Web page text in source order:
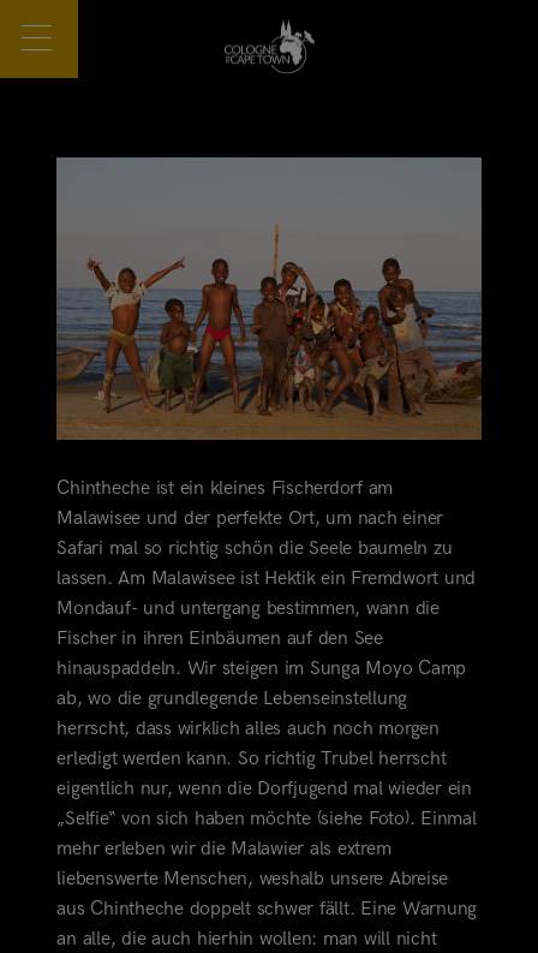
Chintheche ist ein kleines Fischerdorf am
Malawisee und der perfekte Ort, um nach einer
Safari mal so richtig schön die Seele baumeln zu
lassen. Am Malawisee ist Hektik ein Fremdwort und
Mondauf- und untergang bestimmen, wann die
Fischer in ihren Einbäumen auf den See
hinauspaddeln. Wir steigen im Sunga Moyo Camp
ab, wo die grundlegende Lebenseinstellung
herrscht, dass wirklich alles auch noch morgen
erledigt werden kann. So richtig Trubel herrscht
eigentlich nur, wenn die Dorfjugend mal wieder ein
„Selfie“ von sich haben möchte (siehe Foto). Einmal
mehr erleben wir die Malawier als extrem
liebenswerte Menschen, weshalb unsere Abreise
aus Chintheche doppelt schwer fällt. Eine Warnung
an alle, die auch hierhin wollen: man will nicht